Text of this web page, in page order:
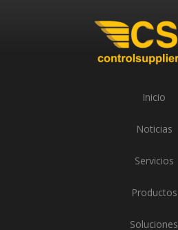
Inicio
Noticias
Servicios
Productos
Soluciones